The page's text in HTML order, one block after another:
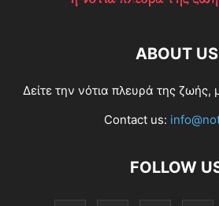
ABOUT US
Δείτε την νότια πλευρά της ζωής,
Contact us:
FOLLOW